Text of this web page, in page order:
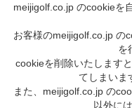
meijigolf.co.jp のcookieを
お客様のmeijigolf.co.jp の
を
cookieを削除いたします
てしまいま
また、meijigolf.co.jp の
以外に